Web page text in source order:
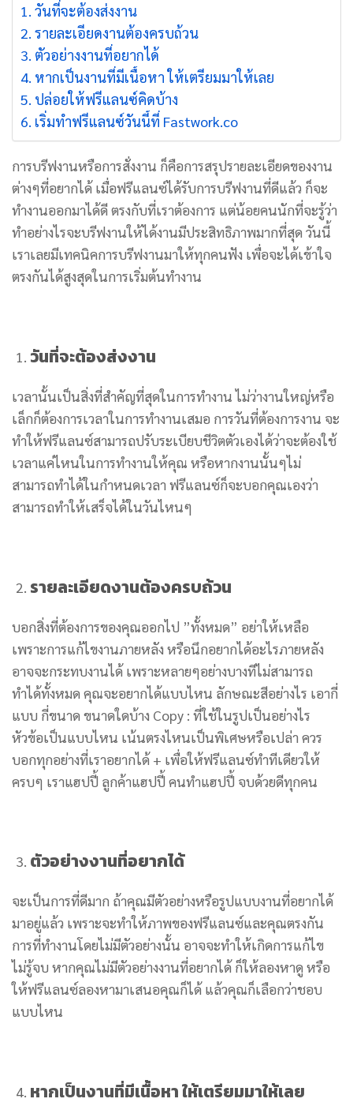
วันที่จะต้องส่งงาน
รายละเอียดงานต้องครบถ้วน
ตัวอย่างงานที่อยากได้
หากเป็นงานที่มีเนื้อหา ให้เตรียมมาให้เลย
ปล่อยให้ฟรีแลนซ์คิดบ้าง
เริ่มทำฟรีแลนซ์วันนี้ที่ Fastwork.co
การบรีฟงานหรือการสั่งงาน ก็คือการสรุปรายละเอียดของงาน
ต่างๆที่อยากได้ เมื่อฟรีแลนซ์ได้รับการบรีฟงานที่ดีแล้ว ก็จะ
ทำงานออกมาได้ดีตรงกับที่เราต้องการ แต่น้อยคนนักที่จะรู้ว่า
ทำอย่างไรจะบรีฟงานให้ได้งานมีประสิทธิภาพมากที่สุด วันนี้
เราเลยมีเทคนิคการบรีฟงานมาให้ทุกคนฟัง เพื่อจะได้เข้าใจ
ตรงกันได้สูงสุดในการเริ่มต้นทำงาน
วันที่จะต้องส่งงาน
เวลานั้นเป็นสิ่งที่สำคัญที่สุดในการทำงาน ไม่ว่างานใหญ่หรือ
เล็กก็ต้องการเวลาในการทำงานเสมอ การวันที่ต้องการงาน จะ
ทำให้ฟรีแลนซ์สามารถปรับระเบียบชีวิตตัวเองได้ว่าจะต้องใช้
เวลาแค่ไหนในการทำงานให้คุณ หรือหากงานนั้นๆไม่
สามารถทำได้ในกำหนดเวลา ฟรีแลนซ์ก็จะบอกคุณเองว่า
สามารถทำให้เสร็จได้ในวันไหนๆ
รายละเอียดงานต้องครบถ้วน
บอกสิ่งที่ต้องการของคุณออกไป ”ทั้งหมด” อย่าให้เหลือ
เพราะการแก้ไขงานภายหลัง หรือนึกอยากได้อะไรภายหลัง
อาจจะกระทบงานได้ เพราะหลายๆอย่างบางทีไม่สามารถ
ทำได้ทั้งหมด คุณจะอยากได้แบบไหน ลักษณะสีอย่างไร เอากี่
แบบ กี่ขนาด ขนาดใดบ้าง Copy : ที่ใช้ในรูปเป็นอย่างไร
หัวข้อเป็นแบบไหน เน้นตรงไหนเป็นพิเศษหรือเปล่า ควร
บอกทุกอย่างที่เราอยากได้ + เพื่อให้ฟรีแลนซ์ทำทีเดียวให้
ครบๆ เราแฮปปี้ ลูกค้าแฮปปี้ คนทำแฮปปี้ จบด้วยดีทุกคน
ตัวอย่างงานที่อยากได้
จะเป็นการที่ดีมาก ถ้าคุณมีตัวอย่างหรือรูปแบบงานที่อยากได้
มาอยู่แล้ว เพราะจะทำให้ภาพของฟรีแลนซ์และคุณตรงกัน
การที่ทำงานโดยไม่มีตัวอย่างนั้น อาจจะทำให้เกิดการแก้ไข
ไม่รู้จบ หากคุณไม่มีตัวอย่างงานที่อยากได้ ก็ให้ลองหาดู หรือ
ให้ฟรีแลนซ์ลองหามาเสนอคุณก็ได้ แล้วคุณก็เลือกว่าชอบ
แบบไหน
หากเป็นงานที่มีเนื้อหา ให้เตรียมมาให้เลย